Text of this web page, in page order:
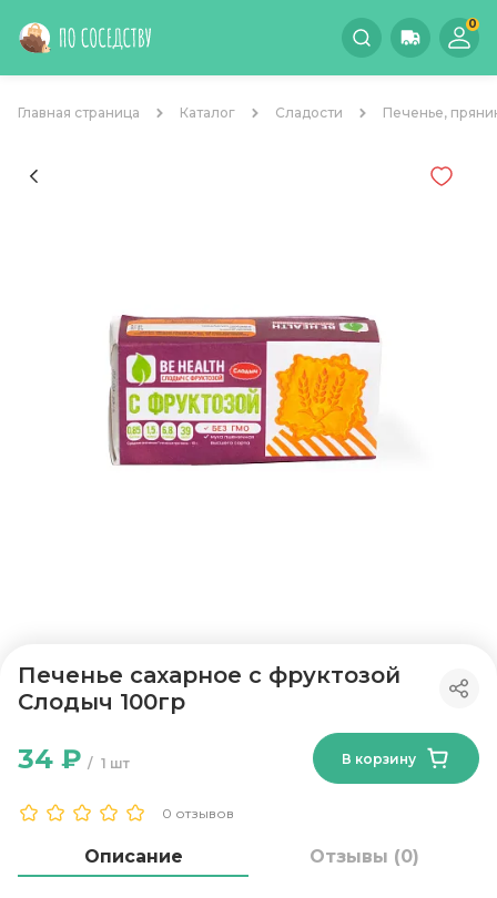
0
Главная страница Каталог Сладости Печенье,
Печенье сахарное с фруктозой
Слодыч 100гр
0 отзывов
1 шт
34 ₽ В корзину
Описание Отзывы (0)